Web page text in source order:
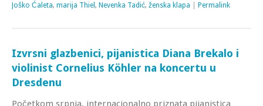
Joško Ćaleta, marija Thiel , Nevenka Tadić, ženska klapa Permalink
Izvrsni glazbenici, pijanistica Diana Brekalo i
violinist Cornelius Köhler na koncertu u
Dresdenu
Početkom srpnja, internacionalno priznata pijanistica